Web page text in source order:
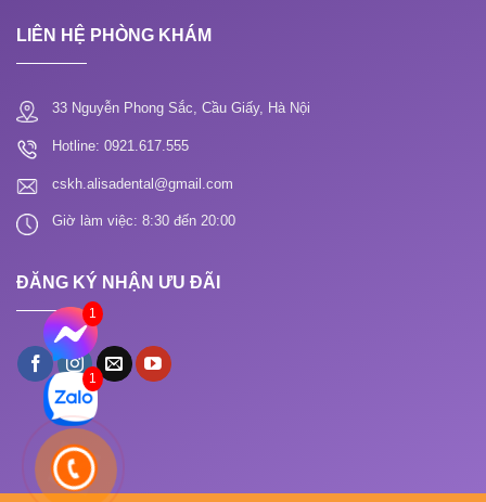
LIÊN HỆ PHÒNG KHÁM
33 Nguyễn Phong Sắc, Cầu Giấy, Hà Nội
Hotline: 0921.617.555
cskh.alisadental@gmail.com
Giờ làm việc: 8:30 đến 20:00
ĐĂNG KÝ NHẬN ƯU ĐÃI
1
1